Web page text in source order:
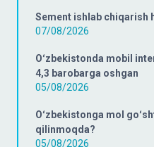
Sement ishlab chiqarish
07/08/2026
Oʻzbekistonda mobil
4,3 barobarga oshgan
05/08/2026
Oʻzbekistonga mol
qilinmoqda?
05/08/2026